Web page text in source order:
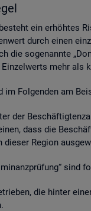
ein er­höh­tes
durch einen
die so­ge­nann­te
mehr als
im Fol­gen­den am
der
dass die
die­ser Re­gi­on
sind
die hin­ter